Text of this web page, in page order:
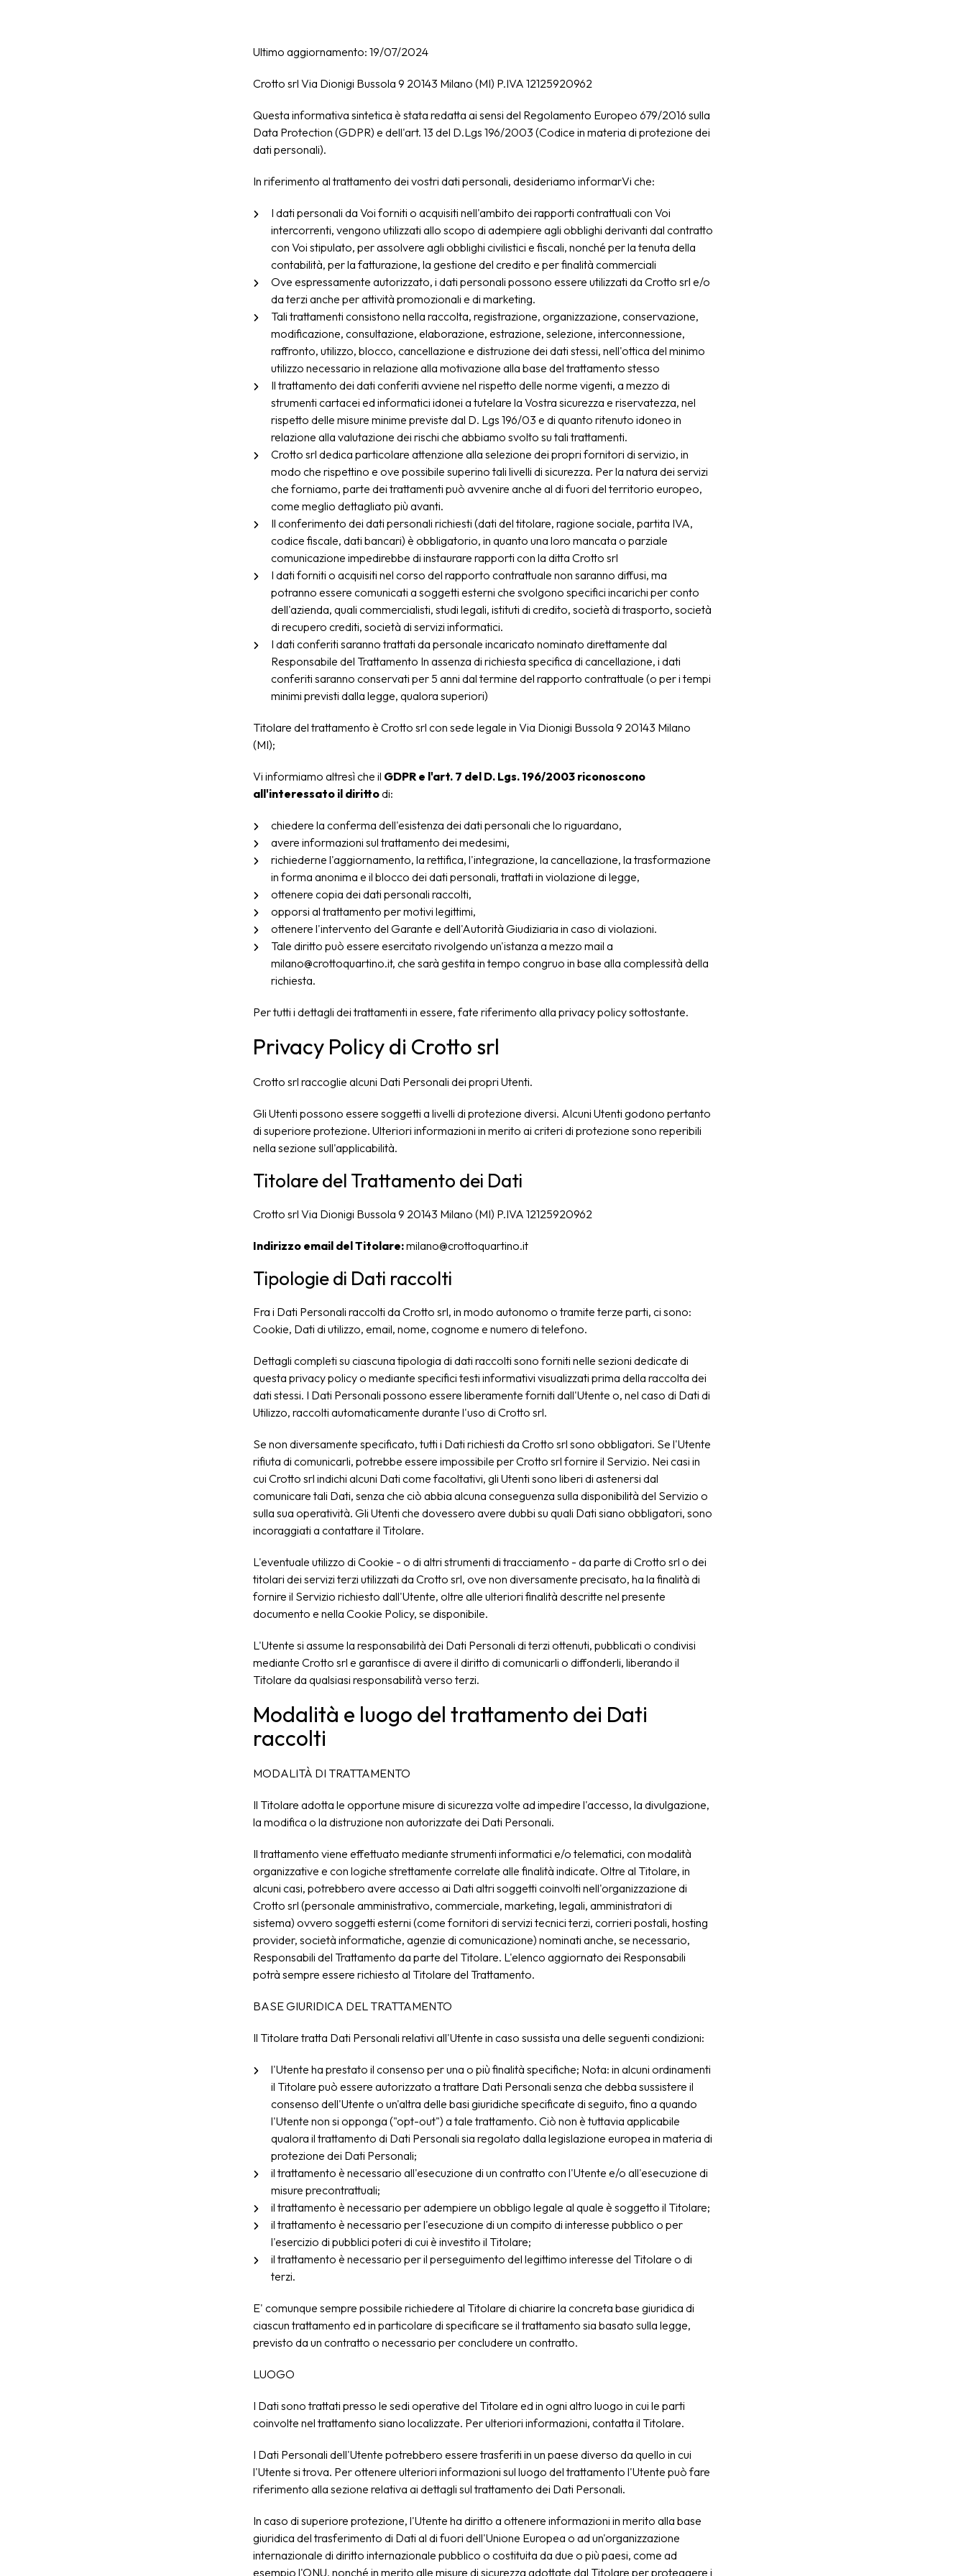
Ultimo aggiornamento: 19/07/2024
Crotto srl Via Dionigi Bussola 9 20143 Milano (MI) P.IVA 12125920962
Questa informativa sintetica è stata redatta ai sensi del Regolamento Europeo 679/2016 sulla
Data Protection (GDPR) e dell'art. 13 del D.Lgs 196/2003 (Codice in materia di protezione dei
dati personali).
In riferimento al trattamento dei vostri dati personali, desideriamo informarVi che:
I dati personali da Voi forniti o acquisiti nell'ambito dei rapporti contrattuali con Voi
intercorrenti, vengono utilizzati allo scopo di adempiere agli obblighi derivanti dal contratto
con Voi stipulato, per assolvere agli obblighi civilistici e fiscali, nonché per la tenuta della
contabilità, per la fatturazione, la gestione del credito e per finalità commerciali
Ove espressamente autorizzato, i dati personali possono essere utilizzati da Crotto srl e/o
da terzi anche per attività promozionali e di marketing.
Tali trattamenti consistono nella raccolta, registrazione, organizzazione, conservazione,
modificazione, consultazione, elaborazione, estrazione, selezione, interconnessione,
raffronto, utilizzo, blocco, cancellazione e distruzione dei dati stessi, nell'ottica del minimo
utilizzo necessario in relazione alla motivazione alla base del trattamento stesso
Il trattamento dei dati conferiti avviene nel rispetto delle norme vigenti, a mezzo di
strumenti cartacei ed informatici idonei a tutelare la Vostra sicurezza e riservatezza, nel
rispetto delle misure minime previste dal D. Lgs 196/03 e di quanto ritenuto idoneo in
relazione alla valutazione dei rischi che abbiamo svolto su tali trattamenti.
Crotto srl dedica particolare attenzione alla selezione dei propri fornitori di servizio, in
modo che rispettino e ove possibile superino tali livelli di sicurezza. Per la natura dei servizi
che forniamo, parte dei trattamenti può avvenire anche al di fuori del territorio europeo,
come meglio dettagliato più avanti.
Il conferimento dei dati personali richiesti (dati del titolare, ragione sociale, partita IVA,
codice fiscale, dati bancari) è obbligatorio, in quanto una loro mancata o parziale
comunicazione impedirebbe di instaurare rapporti con la ditta Crotto srl
I dati forniti o acquisiti nel corso del rapporto contrattuale non saranno diffusi, ma
potranno essere comunicati a soggetti esterni che svolgono specifici incarichi per conto
dell'azienda, quali commercialisti, studi legali, istituti di credito, società di trasporto, società
di recupero crediti, società di servizi informatici.
I dati conferiti saranno trattati da personale incaricato nominato direttamente dal
Responsabile del Trattamento In assenza di richiesta specifica di cancellazione, i dati
conferiti saranno conservati per 5 anni dal termine del rapporto contrattuale (o per i tempi
minimi previsti dalla legge, qualora superiori)
Titolare del trattamento è Crotto srl con sede legale in Via Dionigi Bussola 9 20143 Milano
(MI);
Vi informiamo altresì che il GDPR e l'art. 7 del D. Lgs. 196/2003 riconoscono
all'interessato il dirittodi:
chiedere la conferma dell'esistenza dei dati personali che lo riguardano,
avere informazioni sul trattamento dei medesimi,
richiederne l'aggiornamento, la rettifica, l'integrazione, la cancellazione, la trasformazione
in forma anonima e il blocco dei dati personali, trattati in violazione di legge,
ottenere copia dei dati personali raccolti,
opporsi al trattamento per motivi legittimi,
ottenere l'intervento del Garante e dell'Autorità Giudiziaria in caso di violazioni.
Tale diritto può essere esercitato rivolgendo un'istanza a mezzo mail a
milano@crottoquartino.it, che sarà gestita in tempo congruo in base alla complessità della
richiesta.
Per tutti i dettagli dei trattamenti in essere, fate riferimento alla privacy policy sottostante.
Privacy Policy di Crotto srl
Crotto srl raccoglie alcuni Dati Personali dei propri Utenti.
Gli Utenti possono essere soggetti a livelli di protezione diversi. Alcuni Utenti godono pertanto
di superiore protezione. Ulteriori informazioni in merito ai criteri di protezione sono reperibili
nella sezione sull'applicabilità.
Titolare del Trattamento dei Dati
Crotto srl Via Dionigi Bussola 9 20143 Milano (MI) P.IVA 12125920962
Indirizzo email del Titolare:milano@crottoquartino.it
Tipologie di Dati raccolti
Fra i Dati Personali raccolti da Crotto srl, in modo autonomo o tramite terze parti, ci sono:
Cookie, Dati di utilizzo, email, nome, cognome e numero di telefono.
Dettagli completi su ciascuna tipologia di dati raccolti sono forniti nelle sezioni dedicate di
questa privacy policy o mediante specifici testi informativi visualizzati prima della raccolta dei
dati stessi. I Dati Personali possono essere liberamente forniti dall'Utente o, nel caso di Dati di
Utilizzo, raccolti automaticamente durante l'uso di Crotto srl.
Se non diversamente specificato, tutti i Dati richiesti da Crotto srl sono obbligatori. Se l'Utente
rifiuta di comunicarli, potrebbe essere impossibile per Crotto srl fornire il Servizio. Nei casi in
cui Crotto srl indichi alcuni Dati come facoltativi, gli Utenti sono liberi di astenersi dal
comunicare tali Dati, senza che ciò abbia alcuna conseguenza sulla disponibilità del Servizio o
sulla sua operatività. Gli Utenti che dovessero avere dubbi su quali Dati siano obbligatori, sono
incoraggiati a contattare il Titolare.
L'eventuale utilizzo di Cookie - o di altri strumenti di tracciamento - da parte di Crotto srl o dei
titolari dei servizi terzi utilizzati da Crotto srl, ove non diversamente precisato, ha la finalità di
fornire il Servizio richiesto dall'Utente, oltre alle ulteriori finalità descritte nel presente
documento e nella Cookie Policy, se disponibile.
L'Utente si assume la responsabilità dei Dati Personali di terzi ottenuti, pubblicati o condivisi
mediante Crotto srl e garantisce di avere il diritto di comunicarli o diffonderli, liberando il
Titolare da qualsiasi responsabilità verso terzi.
Modalità e luogo del trattamento dei Dati
raccolti
MODALITÀ DI TRATTAMENTO
Il Titolare adotta le opportune misure di sicurezza volte ad impedire l'accesso, la divulgazione,
la modifica o la distruzione non autorizzate dei Dati Personali.
Il trattamento viene effettuato mediante strumenti informatici e/o telematici, con modalità
organizzative e con logiche strettamente correlate alle finalità indicate. Oltre al Titolare, in
alcuni casi, potrebbero avere accesso ai Dati altri soggetti coinvolti nell'organizzazione di
Crotto srl (personale amministrativo, commerciale, marketing, legali, amministratori di
sistema) ovvero soggetti esterni (come fornitori di servizi tecnici terzi, corrieri postali, hosting
provider, società informatiche, agenzie di comunicazione) nominati anche, se necessario,
Responsabili del Trattamento da parte del Titolare. L'elenco aggiornato dei Responsabili
potrà sempre essere richiesto al Titolare del Trattamento.
BASE GIURIDICA DEL TRATTAMENTO
Il Titolare tratta Dati Personali relativi all'Utente in caso sussista una delle seguenti condizioni:
l'Utente ha prestato il consenso per una o più finalità specifiche; Nota: in alcuni ordinamenti
il Titolare può essere autorizzato a trattare Dati Personali senza che debba sussistere il
consenso dell'Utente o un'altra delle basi giuridiche specificate di seguito, fino a quando
l'Utente non si opponga ("opt-out") a tale trattamento. Ciò non è tuttavia applicabile
qualora il trattamento di Dati Personali sia regolato dalla legislazione europea in materia di
protezione dei Dati Personali;
il trattamento è necessario all'esecuzione di un contratto con l'Utente e/o all'esecuzione di
misure precontrattuali;
il trattamento è necessario per adempiere un obbligo legale al quale è soggetto il Titolare;
il trattamento è necessario per l'esecuzione di un compito di interesse pubblico o per
l'esercizio di pubblici poteri di cui è investito il Titolare;
il trattamento è necessario per il perseguimento del legittimo interesse del Titolare o di
terzi.
E' comunque sempre possibile richiedere al Titolare di chiarire la concreta base giuridica di
ciascun trattamento ed in particolare di specificare se il trattamento sia basato sulla legge,
previsto da un contratto o necessario per concludere un contratto.
LUOGO
I Dati sono trattati presso le sedi operative del Titolare ed in ogni altro luogo in cui le parti
coinvolte nel trattamento siano localizzate. Per ulteriori informazioni, contatta il Titolare.
I Dati Personali dell'Utente potrebbero essere trasferiti in un paese diverso da quello in cui
l'Utente si trova. Per ottenere ulteriori informazioni sul luogo del trattamento l'Utente può fare
riferimento alla sezione relativa ai dettagli sul trattamento dei Dati Personali.
In caso di superiore protezione, l'Utente ha diritto a ottenere informazioni in merito alla base
giuridica del trasferimento di Dati al di fuori dell'Unione Europea o ad un'organizzazione
internazionale di diritto internazionale pubblico o costituita da due o più paesi, come ad
esempio l'ONU, nonché in merito alle misure di sicurezza adottate dal Titolare per proteggere i